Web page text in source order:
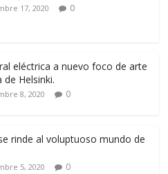
17, 2020 0
eléctrica a nuevo foco de arte
de Helsinki.
8, 2020 0
rinde al voluptuoso mundo de
5, 2020 0